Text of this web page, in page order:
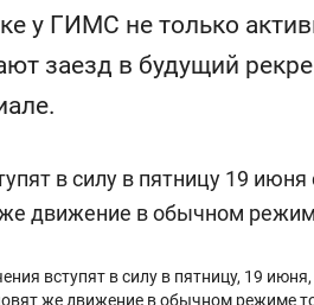
у ГИМС не только
заезд в будущий
вступят в силу в пятницу, 19
же движение в обычном режиме